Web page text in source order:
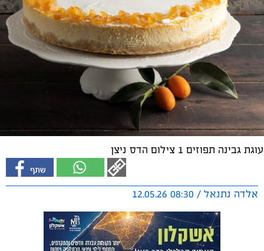
עוגת גבינה תפוזים 1 צילום הדס ניצן
אלדה נתנאל / 08:30 12.05.26